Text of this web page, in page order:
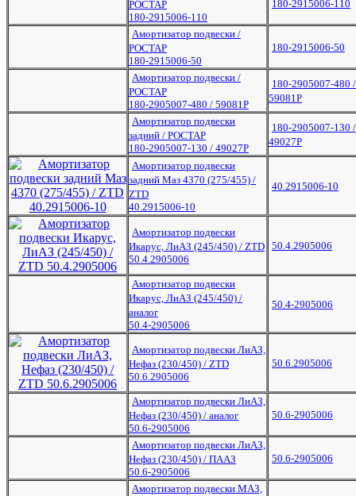
РОСТАР
180-2915006-110
180-2915006-110
Амортизатор подвески /
РОСТАР
180-2915006-50
180-2915006-50
Амортизатор подвески /
РОСТАР
180-2905007-480 / 59081P
180-2905007-480 /
59081P
Амортизатор подвески
задний / РОСТАР
180-2905007-130 / 49027P
180-2905007-130 /
49027P
Амортизатор подвески
задний Маз 4370 (275/455) /
ZTD
40.2915006-10
40.2915006-10
Амортизатор подвески
Икарус, ЛиАЗ (245/450) / ZTD
50.4.2905006
50.4.2905006
Амортизатор подвески
Икарус, ЛиАЗ (245/450) /
аналог
50.4-2905006
50.4-2905006
Амортизатор подвески ЛиАЗ,
Нефаз (230/450) / ZTD
50.6.2905006
50.6.2905006
Амортизатор подвески ЛиАЗ,
Нефаз (230/450) / аналог
50.6-2905006
50.6-2905006
Амортизатор подвески ЛиАЗ,
Нефаз (230/450) / ПААЗ
50.6-2905006
50.6-2905006
Амортизатор подвески МАЗ,